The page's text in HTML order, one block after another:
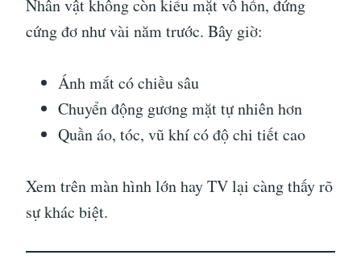
Nhân vật không còn kiểu mặt vô hồn, đứng
cứng đơ như vài năm trước. Bây giờ:
Ánh mắt có chiều sâu
Chuyển động gương mặt tự nhiên hơn
Quần áo, tóc, vũ khí có độ chi tiết cao
Xem trên màn hình lớn hay TV lại càng thấy rõ
sự khác biệt.